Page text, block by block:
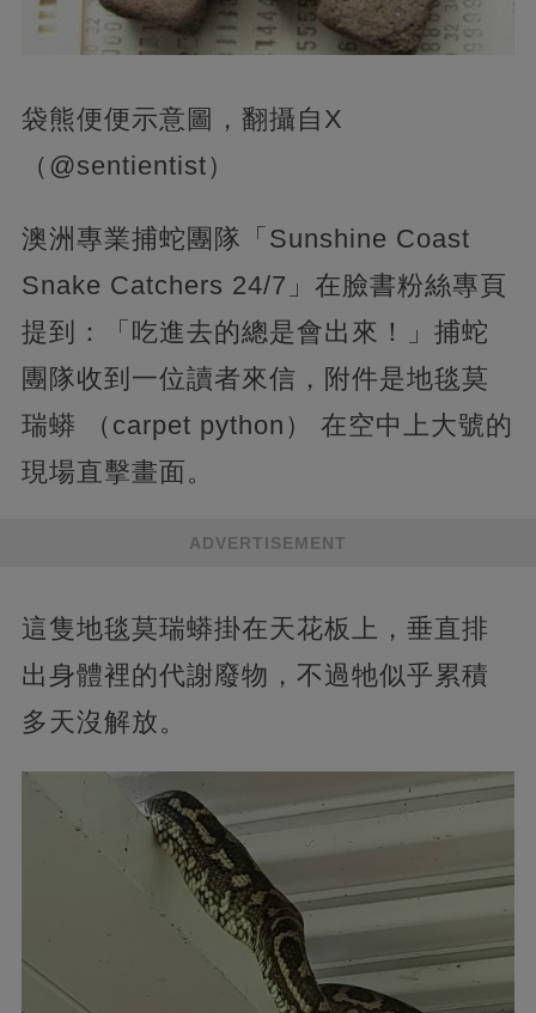
袋熊便便示意圖，翻攝自X
（@sentientist）
澳洲專業捕蛇團隊「Sunshine Coast
Snake Catchers 24/7」在臉書粉絲專頁
提到：「吃進去的總是會出來！」捕蛇
團隊收到一位讀者來信，附件是地毯莫
瑞蟒 （carpet python） 在空中上大號的
現場直擊畫面。
ADVERTISEMENT
這隻地毯莫瑞蟒掛在天花板上，垂直排
出身體裡的代謝廢物，不過牠似乎累積
多天沒解放。